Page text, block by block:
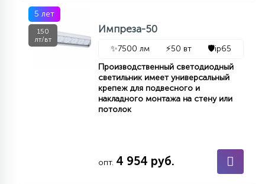
5 лет
150
лт/вт
Импреза-50
✨7500 лм ⚡50 вт 🛡️ip65
Производственный светодиодный
светильник имеет универсальный
крепеж для подвесного и
накладного монтажа на стену или
потолок
опт. 4 954 руб.